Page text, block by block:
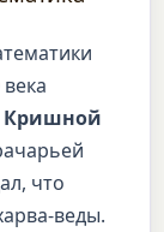
Кришной
что
веды.